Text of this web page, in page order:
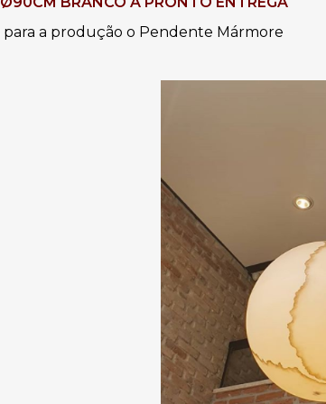
para a produção o Pendente Mármore